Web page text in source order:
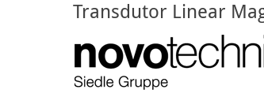
Transdutor Linear